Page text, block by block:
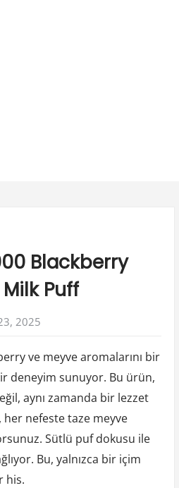
Blackberry
Puff
2025
ve meyve aromalarını bir
deneyim sunuyor. Bu ürün,
aynı zamanda bir lezzet
nefeste taze meyve
Sütlü puf dokusu ile
Bu, yalnızca bir içim
his.